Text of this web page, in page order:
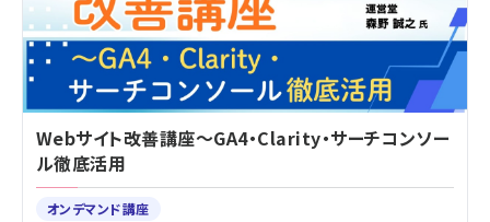
Webサイト改善講座～GA4・Clarity・サーチコンソー
ル徹底活用
オンデマンド講座